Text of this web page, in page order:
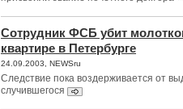
Сотрудник ФСБ убит
квартире в Петербурге
24.09.2003, NEWSru
Следствие пока воздерживается от
случившегося